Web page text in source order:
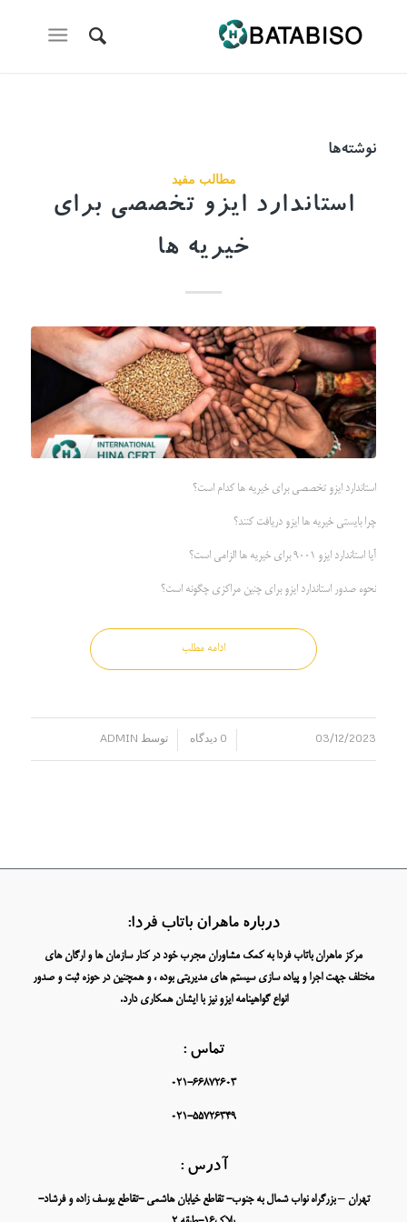
نوشته‌ها
مطالب مفید
استاندارد ایزو تخصصی برای
خیریه ها
استاندارد ایزو تخصصی برای خیریه ها کدام است؟
چرا بایستی خیریه ها ایزو دریافت کنند؟
آیا استاندارد ایزو 9001 برای خیریه ها الزامی است؟
نحوه صدور استاندارد ایزو برای چنین مراکزی چگونه است؟
ادامه مطلب
03/12/2023 0 دیدگاه توسط ADMIN
درباره ماهران باتاب فردا:
مرکز ماهران باتاب فردا به کمک مشاوران مجرب خود در کنار سازمان ها و ارگان های
مختلف جهت اجرا و پیاده سازی سیستم های مدیریتی بوده ، و همچنین در حوزه ثبت و صدور
انواع گواهینامه ایزو نیز با ایشان همکاری دارد.
تماس :
021-66872603
021-55726349
آدرس :
تهران – بزرگراه نواب شمال به جنوب- تقاطع خیابان هاشمی -تقاطع یوسف زاده و فرشاد-